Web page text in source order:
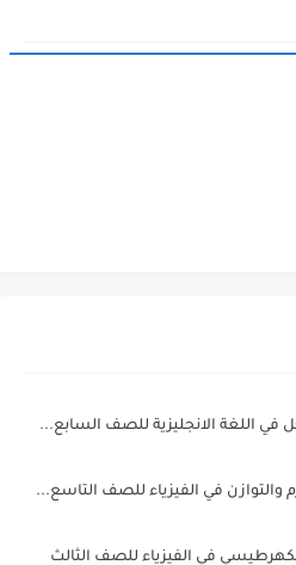
في اللغة الانجليزية للصف السابع...
والتوازن في الفيزياء للصف التاسع...
في الفيزياء للصف الثالث